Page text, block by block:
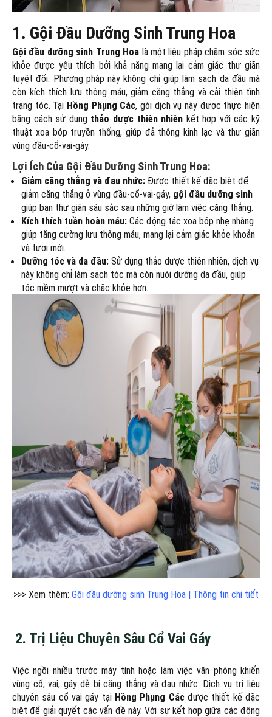
1. Gội Đầu Dưỡng Sinh Trung Hoa
Gội đầu dưỡng sinh Trung Hoa là một liệu pháp chăm sóc sức
khỏe được yêu thích bởi khả năng mang lại cảm giác thư giãn
tuyệt đối. Phương pháp này không chỉ giúp làm sạch da đầu mà
còn kích thích lưu thông máu, giảm căng thẳng và cải thiện tình
trạng tóc. Tại Hồng Phụng Các, gói dịch vụ này được thực hiện
bằng cách sử dụng thảo dược thiên nhiên kết hợp với các kỹ
thuật xoa bóp truyền thống, giúp đả thông kinh lạc và thư giãn
vùng đầu-cổ-vai-gáy.
Lợi Ích Của Gội Đầu Dưỡng Sinh Trung Hoa:
Giảm căng thẳng và đau nhức: Được thiết kế đặc biệt để
giảm căng thẳng ở vùng đầu-cổ-vai-gáy, gội đầu dưỡng sinh
giúp bạn thư giãn sâu sắc sau những giờ làm việc căng thẳng.
Kích thích tuần hoàn máu: Các động tác xoa bóp nhẹ nhàng
giúp tăng cường lưu thông máu, mang lại cảm giác khỏe khoắn
và tươi mới.
Dưỡng tóc và da đầu: Sử dụng thảo dược thiên nhiên, dịch vụ
này không chỉ làm sạch tóc mà còn nuôi dưỡng da đầu, giúp
tóc mềm mượt và chắc khỏe hơn.
>>> Xem thêm: Gội đầu dưỡng sinh Trung Hoa | Thông tin chi tiết
2. Trị Liệu Chuyên Sâu Cổ Vai Gáy
Việc ngồi nhiều trước máy tính hoặc làm việc văn phòng khiến
vùng cổ, vai, gáy dễ bị căng thẳng và đau nhức. Dịch vụ trị liệu
chuyên sâu cổ vai gáy tại Hồng Phụng Các được thiết kế đặc
biệt để giải quyết các vấn đề này. Với sự kết hợp giữa các động